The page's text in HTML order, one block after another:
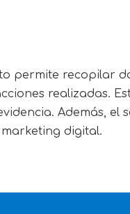
permite recopilar
realizadas.
Además, el
digital.